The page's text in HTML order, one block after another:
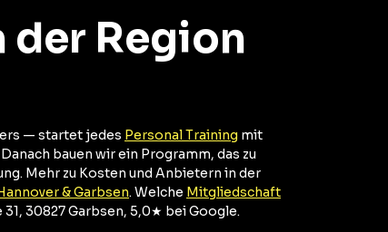
der Region
— startet jedes Personal Training mit
bauen wir ein Programm, das zu
Mehr zu Kosten und Anbietern in der
& Garbsen. Welche Mitgliedschaft
30827 Garbsen, 5,0★ bei Google.